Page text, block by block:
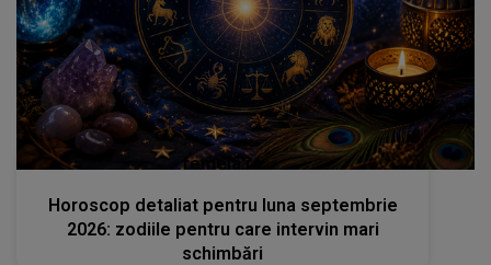
femeia.ro
Horoscop detaliat pentru luna septembrie
2026: zodiile pentru care intervin mari
schimbări